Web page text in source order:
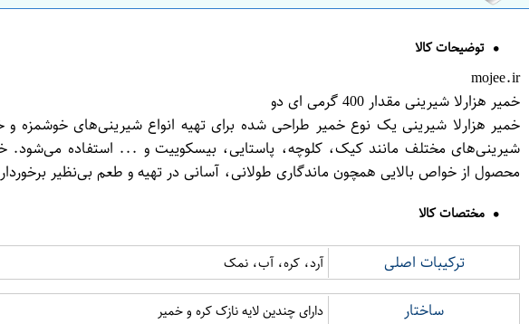
توضیحات کالا
mojee.ir
خمیر هزارلا شیرینی مقدار 400 گرمی ای دو
خمیر هزارلا شیرینی یک نوع خمیر طراحی شده برای تهیه انواع شیرینی‌های خوشمزه
شیرینی‌های مختلف مانند کیک، کلوچه، پاستایی، بیسکوییت و ... استفاده می‌شود.
محصول از خواص بالایی همچون ماندگاری طولانی، آسانی در تهیه و طعم بی‌نظیر
مختصات کالا
ترکیبات اصلی آرد، کره، آب، نمک
ساختار دارای چندین لایه نازک کره و خمیر